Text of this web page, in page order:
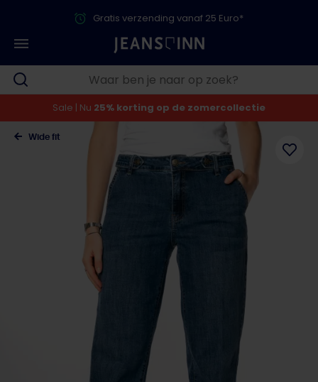
Gratis verzending vanaf 25 Euro*
Sale | Nu 25% korting op de zomercollectie
Wide fit